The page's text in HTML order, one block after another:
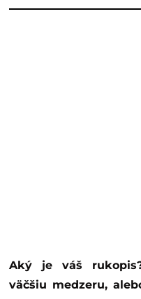
Aký je váš
väčšiu medzeru,